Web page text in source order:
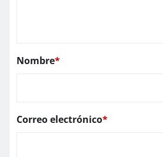
Nombre*
Correo electrónico*